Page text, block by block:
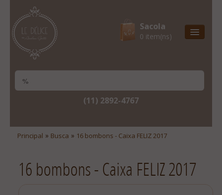
Sacola
0 item(ns)
Natal & 2017
Lista De Desejos
Minha Conta
Site Institucional
(11) 2892-4767
Principal » Busca » 16 bombons - Caixa FELIZ 2017
16 bombons - Caixa FELIZ 2017